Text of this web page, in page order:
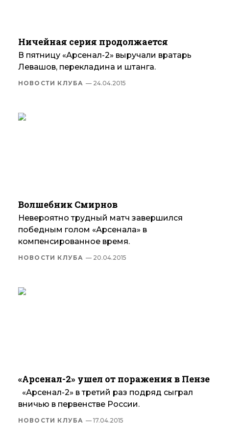
Ничейная серия продолжается
В пятницу «Арсенал-2» выручали вратарь
Левашов, перекладина и штанга.
НОВОСТИ КЛУБА — 24.04.2015
Волшебник Смирнов
Невероятно трудный матч завершился
победным голом «Арсенала» в
компенсированное время.
НОВОСТИ КЛУБА — 20.04.2015
«Арсенал-2» ушел от поражения в Пензе
«Арсенал-2» в третий раз подряд сыграл
вничью в первенстве России.
НОВОСТИ КЛУБА — 17.04.2015